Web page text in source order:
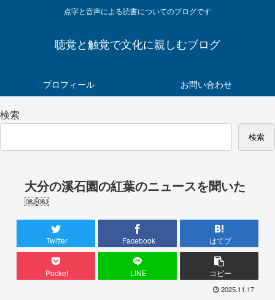
点字と音声による読書についてのブログです
聴覚と触覚で文化に親しむブログ
プロフィール お問い合わせ
検索
検索
大分の溪石園の紅葉のニュースを聞いた
￼￼
Twitter Facebook はてブ
Pocket LINE コピー
2025.11.17